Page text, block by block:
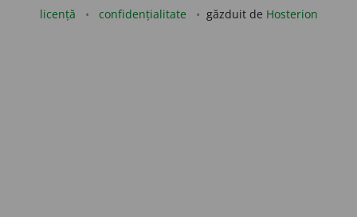
licență confidențialitate găzduit de Hosterion